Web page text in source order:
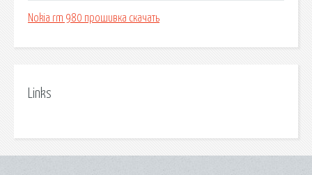
Nokia rm 980 прошивка скачать
Links